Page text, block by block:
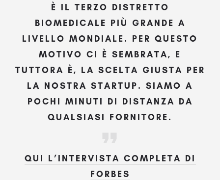
È IL TERZO DISTRETTO
BIOMEDICALE PIÙ GRANDE A
LIVELLO MONDIALE. PER QUESTO
MOTIVO CI È SEMBRATA, E
TUTTORA È, LA SCELTA GIUSTA PER
LA NOSTRA STARTUP. SIAMO A
POCHI MINUTI DI DISTANZA DA
QUALSIASI FORNITORE.
QUI L’INTERVISTA COMPLETA DI
FORBES